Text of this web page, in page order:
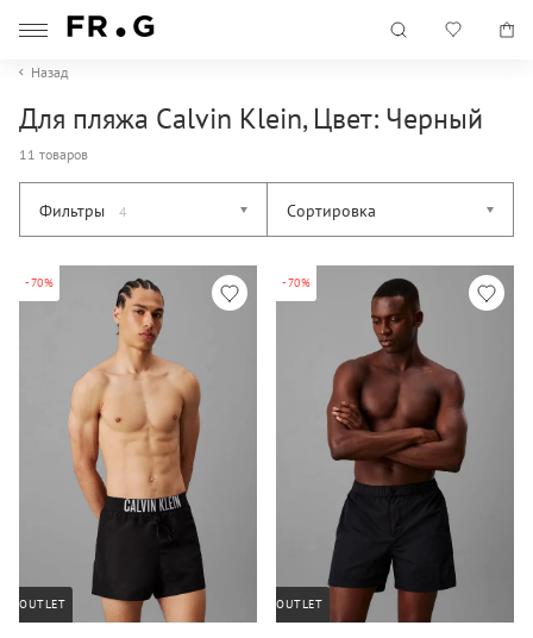
Назад
Для пляжа Calvin Klein, Цвет: Черный
11 товаров
Фильтры 4 Сортировка
-70%
OUTLET
-70%
OUTLET